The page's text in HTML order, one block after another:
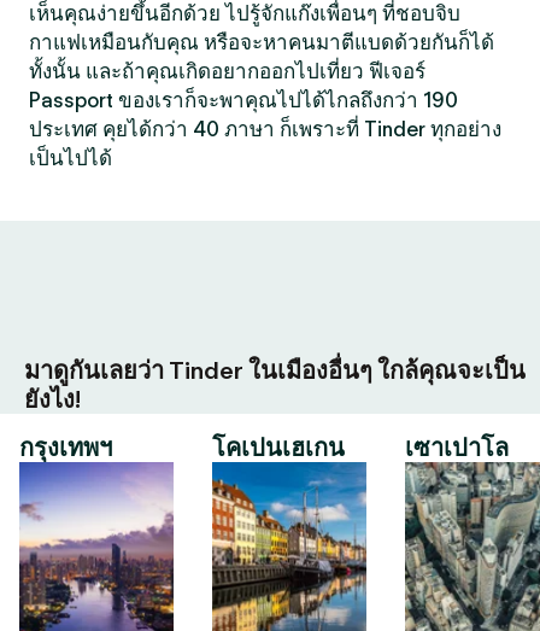
เห็นคุณง่ายขึ้นอีกด้วย ไปรู้จักแก๊งเพื่อนๆ ที่ชอบจิบ
กาแฟเหมือนกับคุณ หรือจะหาคนมาตีแบดด้วยกันก็ได้
ทั้งนั้น และถ้าคุณเกิดอยากออกไปเที่ยว ฟีเจอร์
Passport ของเราก็จะพาคุณไปได้ไกลถึงกว่า 190
ประเทศ คุยได้กว่า 40 ภาษา ก็เพราะที่ Tinder ทุกอย่าง
เป็นไปได้
มาดูกันเลยว่า Tinder ในเมืองอื่นๆ ใกล้คุณจะเป็น
ยังไง!
กรุงเทพฯ
โคเปนเฮเกน เซาเปาโล